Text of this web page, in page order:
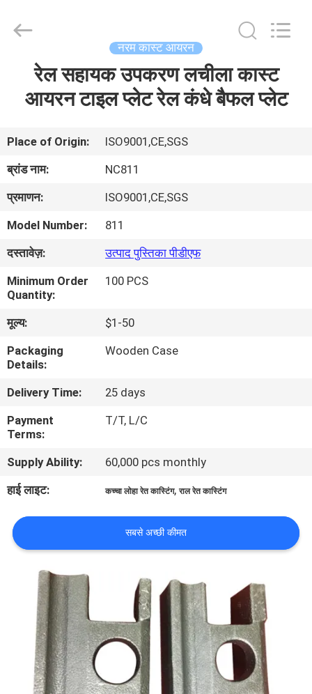
वीडियो
हमारे
बारे
में
कारखाने
का
दौरा
गुणवत्ता
नियंत्रण
हमसे
संपर्क
करें
उद्धरण
मांगें
साइटमैप
Foundry
CO.,LTD.
नरम कास्ट आयरन
रेल सहायक उपकरण लचीला कास्ट
आयरन टाइल प्लेट रेल कंधे बैफल प्लेट
Place of Origin:
ISO9001,CE,SGS
ब्रांड नाम:
NC811
प्रमाणन:
ISO9001,CE,SGS
Model Number:
811
दस्तावेज़:
उत्पाद पुस्तिका पीडीएफ
Minimum Order
Quantity:
100 PCS
मूल्य:
$1-50
Packaging
Details:
Wooden Case
Delivery Time:
25 days
Payment
Terms:
T/T, L/C
Supply Ability:
60,000 pcs monthly
हाई लाइट:
कच्चा लोहा रेत कास्टिंग,राल रेत कास्टिंग
सबसे अच्छी कीमत